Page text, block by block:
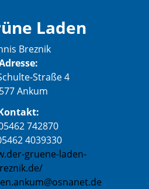
Laden
Breznik
Straße 4
Ankum
742870
4039330
gruene-laden-